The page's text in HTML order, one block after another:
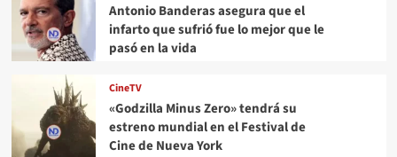
Antonio Banderas asegura que el
infarto que sufrió fue lo mejor que le
pasó en la vida
CineTV
«Godzilla Minus Zero» tendrá su
estreno mundial en el Festival de
Cine de Nueva York